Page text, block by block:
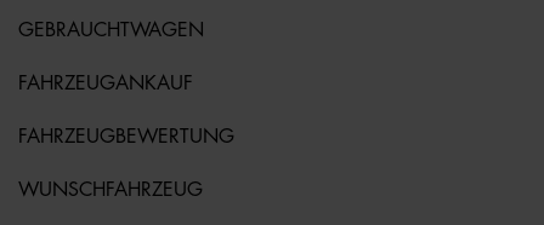
GEBRAUCHTWAGEN
FAHRZEUGANKAUF
FAHRZEUGBEWERTUNG
WUNSCHFAHRZEUG